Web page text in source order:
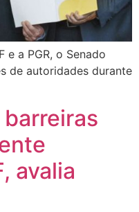
e a PGR, o Senado
de autoridades durante
avalia